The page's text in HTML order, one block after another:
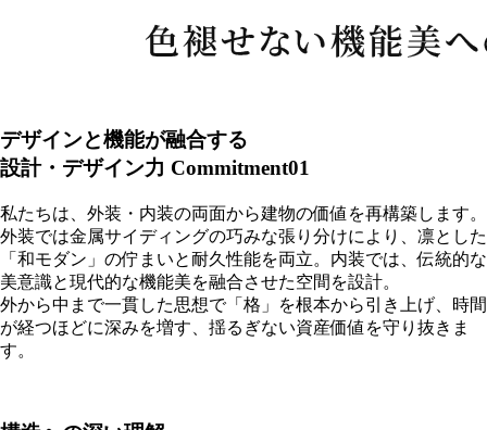
デザインと機能が融合する
設計・デザイン力 Commitment01
私たちは、外装・内装の両面から建物の価値を再構築します。
外装では金属サイディングの巧みな張り分けにより、凛とした
「和モダン」の佇まいと耐久性能を両立。内装では、伝統的な
美意識と現代的な機能美を融合させた空間を設計。
外から中まで一貫した思想で「格」を根本から引き上げ、時間
が経つほどに深みを増す、揺るぎない資産価値を守り抜きま
す。